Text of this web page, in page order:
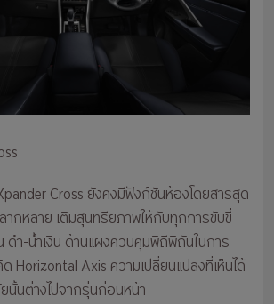
Cross ยังคงมีฟังก์ชันห้องโดยสารสุด
ากหลาย เติมสุนทรียภาพให้กับทุกการขับขี่
ดำ-น้ำเงิน ด้านแผงควบคุมพิถีพิถันในการ
Horizontal Axis ความเปลี่ยนแปลงที่เห็นได้
นั้นต่างไปจากรุ่นก่อนหน้า